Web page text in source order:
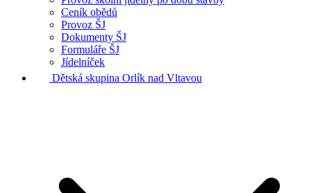
Ceník obědů
Provoz ŠJ
Dokumenty ŠJ
Formuláře ŠJ
Jídelníček
Dětská skupina Orlík nad Vltavou